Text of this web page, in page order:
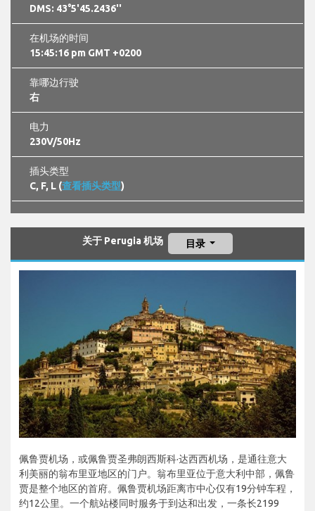
DMS: 43°5'45.2436''
在机场的时间
15:45:17 pm GMT +0200
靠哪边行驶
右
电力
230V/50Hz
插头类型
C, F, L (查看插头类型)
关于 Perugia 机场 目录
佩鲁贾机场，或佩鲁贾圣弗朗西斯科·达西西机场，是通往意大
利美丽的翁布里亚地区的门户。翁布里亚位于意大利中部，佩鲁
贾是整个地区的首府。佩鲁贾机场距离市中心仅有19分钟车程，
约12公里。一个航站楼同时服务于到达和出发，一条长2199